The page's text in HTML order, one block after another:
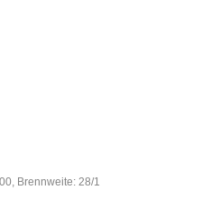
Brennweite: 28/1